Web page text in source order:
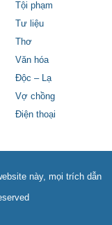
Tội phạm
Tư liệu
Thơ
Văn hóa
Độc – Lạ
Vợ chồng
Điện thoại
này, mọi trích dẫn